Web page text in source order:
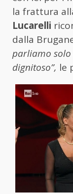
la frattura
Lucarelli
dalla
parliamo solo
dignitoso”, le